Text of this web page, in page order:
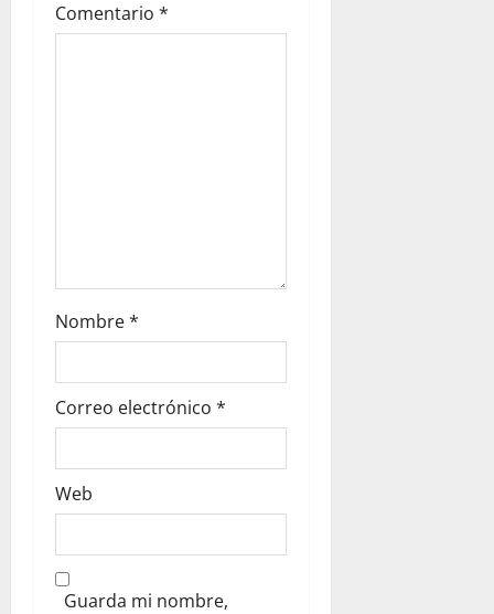
Comentario *
Nombre*
Correo electrónico *
Web
Guarda mi nombre,